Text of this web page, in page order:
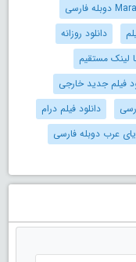
دانلود روزانه
لینک مستقیم
فیلم جدید خارجی
دانلود فیلم درام
عرب دوبله فارسی